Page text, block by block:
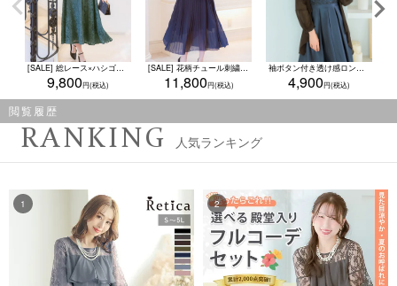
[SALE] 総レース×ハシゴレース切り替えAラインロング丈ワンピースドレス (Sサイズ～3Lサイズ)
9,800
[SALE] 花柄チュール刺繍五分袖プリーツロングスカートパーティードレス (Sサイズ～3Lサイズ)
11,800
袖ボタン付き透け感ロングカーディガン 結婚式 二次会 体型カバー(Mサイズ)
4,900
閲覧履歴
RANKING 人気ランキング